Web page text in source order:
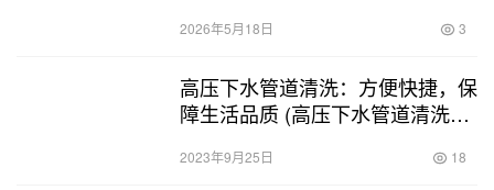
2026年5月18日 3
高压下水管道清洗：方便快捷，保
障生活品质 (高压下水管道清洗咨
2023年9月25日 18